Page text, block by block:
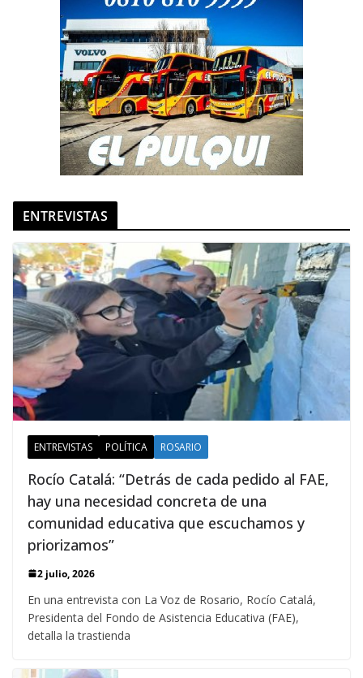
ENTREVISTAS
ENTREVISTAS POLÍTICA ROSARIO
Rocío Catalá: “Detrás de cada pedido al FAE,
hay una necesidad concreta de una
comunidad educativa que escuchamos y
priorizamos”
2 julio, 2026
En una entrevista con La Voz de Rosario, Rocío Catalá,
Presidenta del Fondo de Asistencia Educativa (FAE),
detalla la trastienda